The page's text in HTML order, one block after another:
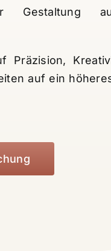
Gestaltung
Präzision,
auf ein